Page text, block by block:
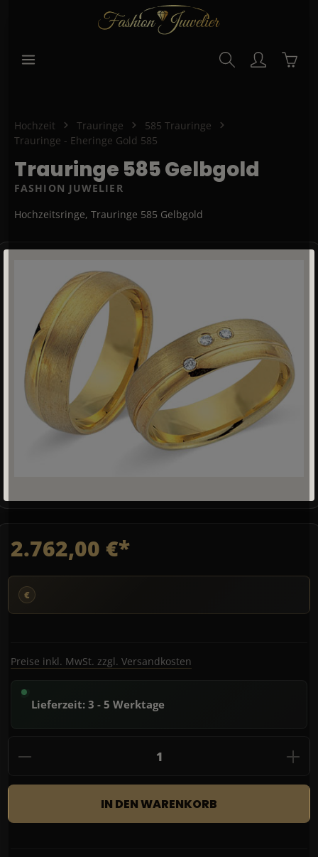
Hochzeit Trauringe
585 Trauringe
Trauringe - Eheringe Gold 585
Trauringe 585 Gelbgold
FASHION JUWELIER
Hochzeitsringe, Trauringe 585 Gelbgold
Bildergalerie überspringen
2.762,00 €*
Preise inkl. MwSt. zzgl. Versandkosten
Lieferzeit: 3 - 5 Werktage
Produkt Anzahl: Gib den gewünschten
IN DEN WARENKORB